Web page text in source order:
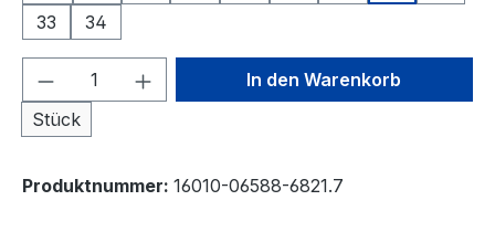
33
34
Produkt Anzahl: Gib den
Stück
In den Warenkorb
Produktnummer: 16010-06588-6821.7